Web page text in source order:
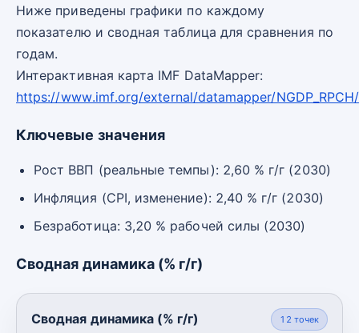
Ниже приведены графики по каждому
показателю и сводная таблица для сравнения по
годам.
Интерактивная карта IMF DataMapper:
https://www.imf.org/external/datamapper/NGDP_RPCH/
Ключевые значения
Рост ВВП (реальные темпы): 2,60 % г/г (2030)
Инфляция (CPI, изменение): 2,40 % г/г (2030)
Безработица: 3,20 % рабочей силы (2030)
Сводная динамика (% г/г)
Сводная динамика (% г/г) 12 точек